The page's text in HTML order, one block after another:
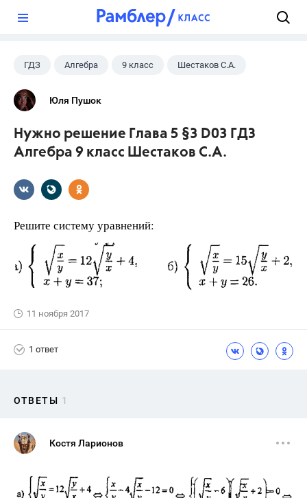
ГДЗ Алгебра 9 класс Шестаков С.А.
Юля Пушок
Нужно решение Глава 5 §3 D03 ГДЗ
Алгебра 9 класс Шестаков С.А.
Решите систему уравнений:
11 ноября 2017
1 ответ
ОТВЕТЫ 1
Костя Ларионов